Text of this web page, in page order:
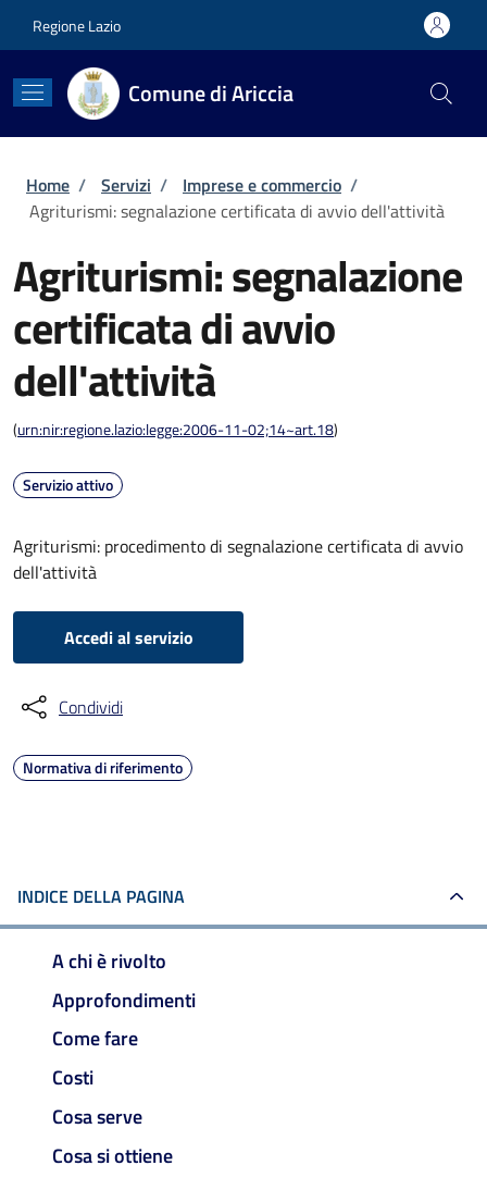
Regione Lazio
Comune di Ariccia
Briciole di pane
Home / Servizi / Imprese e commercio /
Agriturismi: segnalazione certificata di avvio dell'attività
Agriturismi: segnalazione
certificata di avvio
dell'attività
(urn:nir:regione.lazio:legge:2006-11-02;14~art.18)
Servizio attivo
Agriturismi: procedimento di segnalazione certificata di avvio
dell'attività
Accedi al servizio
Condividi
Normativa di riferimento
INDICE DELLA PAGINA
A chi è rivolto
Approfondimenti
Come fare
Costi
Cosa serve
Cosa si ottiene